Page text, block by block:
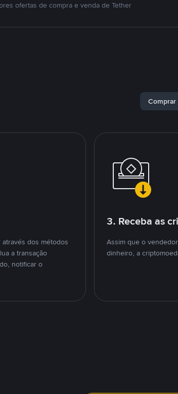
ofertas de compra e venda de Tether
Comprar
dos métodos
a transação
notificar o
3. Receba as
Assim que o
dinheiro, a